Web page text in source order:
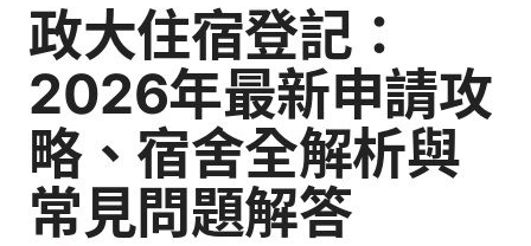
政大住宿登記：
2026年最新申請攻
略、宿舍全解析與
常見問題解答